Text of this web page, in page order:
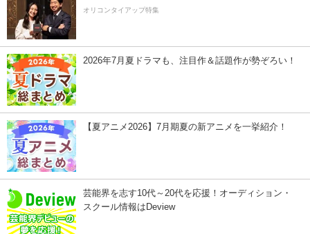
オリコンタイアップ特集
2026年7月夏ドラマも、注目作＆話題作が勢ぞろい！
【夏アニメ2026】7月期夏の新アニメを一挙紹介！
芸能界を志す10代～20代を応援！オーディション・
スクール情報はDeview